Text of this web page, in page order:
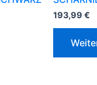
193,99 €